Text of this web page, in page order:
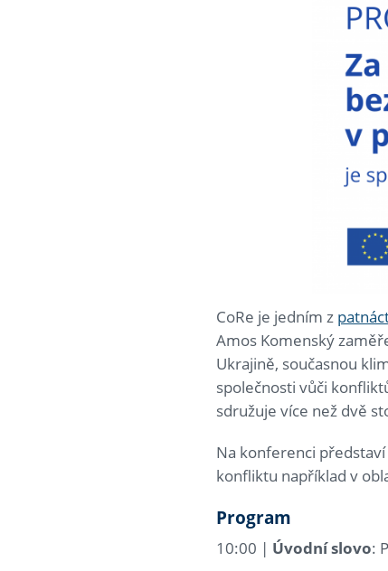
CoRe je jedním z
Amos Komenský
Ukrajině, současnou
společnosti vůči
sdružuje více než dvě
Na konferenci
konfliktu například v
Program
10:00 | Úvodní slovo: